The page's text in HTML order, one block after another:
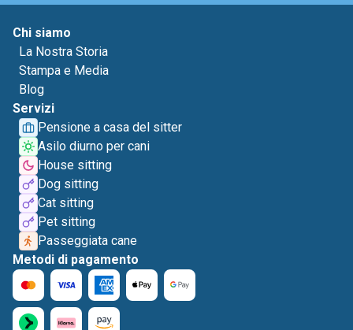
Chi siamo
La Nostra Storia
Stampa e Media
Blog
Servizi
Pensione a casa del sitter
Asilo diurno per cani
House sitting
Dog sitting
Cat sitting
Pet sitting
Passeggiata cane
Metodi di pagamento